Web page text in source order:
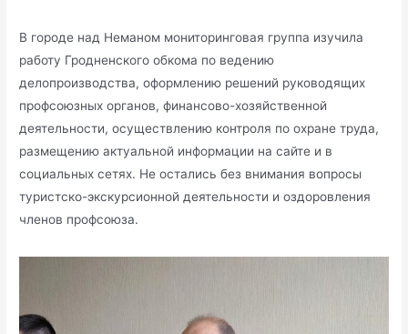
В городе над Неманом мониторинговая группа изучила
работу Гродненского обкома по ведению
делопроизводства, оформлению решений руководящих
профсоюзных органов, финансово-хозяйственной
деятельности, осуществлению контроля по охране труда,
размещению актуальной информации на сайте и в
социальных сетях. Не остались без внимания вопросы
туристско-экскурсионной деятельности и оздоровления
членов профсоюза.